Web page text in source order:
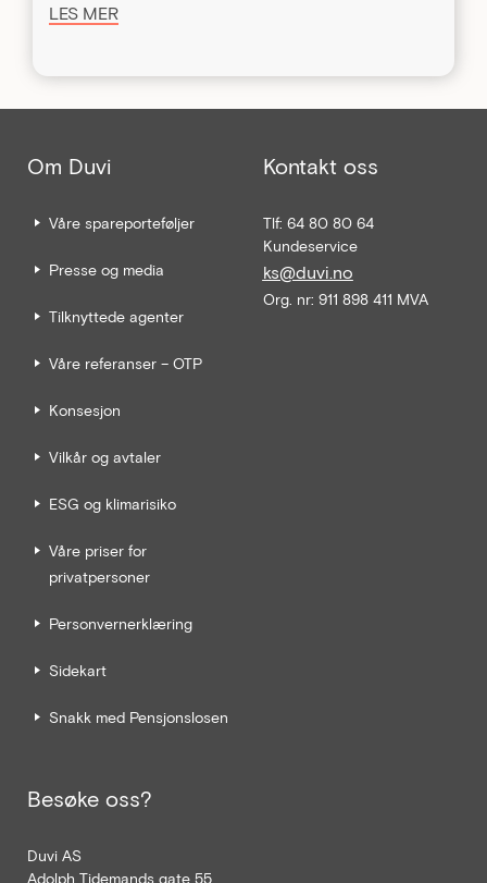
LES MER
Om Duvi
Våre spareporteføljer
Presse og media
Tilknyttede agenter
Våre referanser – OTP
Konsesjon
Vilkår og avtaler
ESG og klimarisiko
Våre priser for
privatpersoner
Personvernerklæring
Sidekart
Snakk med Pensjonslosen
Kontakt oss
Tlf: 64 80 80 64
Kundeservice
ks@duvi.no
Org. nr: 911 898 411 MVA
Besøke oss?
Duvi AS
Adolph Tidemands gate 55